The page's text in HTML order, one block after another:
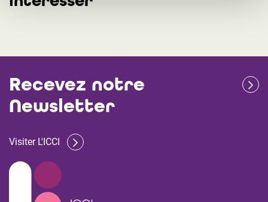
Recevez notre
Newsletter
Visiter L'ICCI